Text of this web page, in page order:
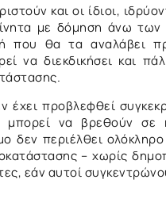
και οι ίδιοι,
με δόμηση άνω
που θα τα αναλάβει
να διεκδικήσει και
έχει προβλεφθεί
μπορεί να βρεθούν σε
περιέλθει
– χωρίς
εάν αυτοί